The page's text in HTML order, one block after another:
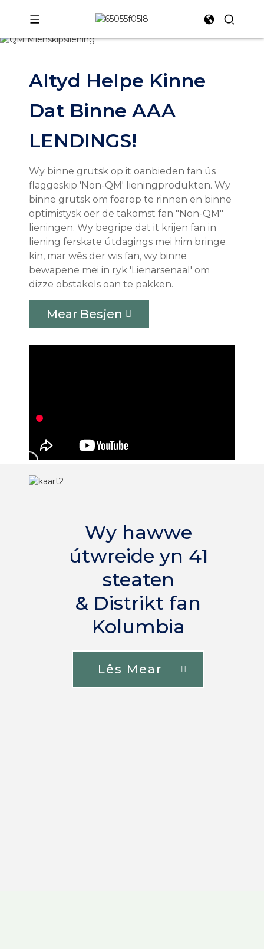
Altyd Helpe Kinne
Dat Binne AAA
LENDINGS!
Wy binne grutsk op it oanbieden fan ús
flaggeskip 'Non-QM' lieningprodukten. Wy
binne grutsk om foarop te rinnen en binne
optimistysk oer de takomst fan "Non-QM"
lieningen. Wy begripe dat it krijen fan in
liening ferskate útdagings mei him bringe
kin, mar wês der wis fan, wy binne
bewapene mei in ryk 'Lienarsenaal' om
dizze obstakels oan te pakken.
Mear Besjen
Wy hawwe
útwreide yn 41
steaten
& Distrikt fan
Kolumbia
Lês Mear